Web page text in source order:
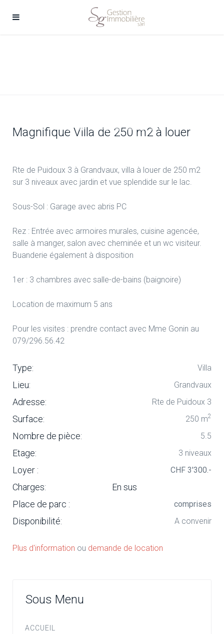
Magnifique Villa de 250 m2 à louer
Rte de Puidoux 3 à Grandvaux, villa à louer de 250 m2
sur 3 niveaux avec jardin et vue splendide sur le lac.
Sous-Sol : Garage avec abris PC
Rez : Entrée avec armoires murales, cuisine agencée,
salle à manger, salon avec cheminée et un wc visiteur.
Buanderie également à disposition
1er : 3 chambres avec salle-de-bains (baignoire)
Location de maximum 5 ans
Pour les visites : prendre contact avec Mme Gonin au
079/296.56.42
Type: Villa
Lieu: Grandvaux
Adresse: Rte de Puidoux 3
Surface: 250 m2
Nombre de pièce: 5.5
Etage: 3 niveaux
Loyer : CHF 3'300.-
Charges:
En sus
Place de parc :
comprises
Disponibilité: A convenir
Plus d'information ou demande de location
Sous Menu
ACCUEIL